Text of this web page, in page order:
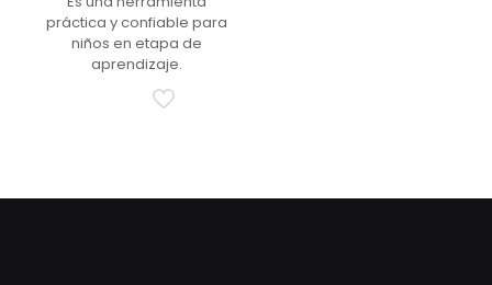
práctica y confiable para
niños en etapa de
aprendizaje.